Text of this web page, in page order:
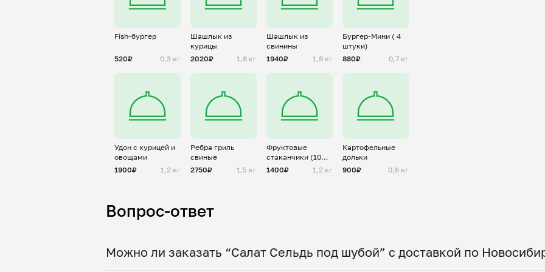
Fish-бургер
520₽ 0,3 кг
Шашлык из
курицы
2020₽
1,8 кг
Шашлык из
свинины
1940₽
1,8 кг
Бургер-Мини ( 4
штуки)
880₽
0,7 кг
Удон с курицей и
овощами
1900₽
1,2 кг
Ребра гриль
свиные
2750₽
1,5 кг
Фруктовые
стаканчики (10
шт)
1400₽ 1,2 кг
Картофельные
дольки
900₽
0,6 кг
Вопрос-ответ
Можно ли заказать “Салат Сельдь под шубой” с доставкой по